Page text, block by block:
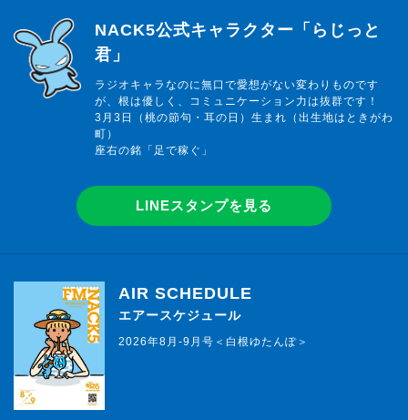
らじっと君
NACK5公式キャラクター「らじっと
君」
ラジオキャラなのに無口で愛想がない変わりものです
が、根は優しく、コミュニケーション力は抜群です！
3月3日（桃の節句・耳の日）生まれ（出生地はときがわ
町）
座右の銘「足で稼ぐ」
LINEスタンプを見る
AIR SCHEDULE
エアースケジュール
2026年8月-9月号＜白根ゆたんぽ＞